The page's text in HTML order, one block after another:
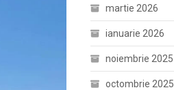
martie 2026
ianuarie 2026
noiembrie 2025
octombrie 2025